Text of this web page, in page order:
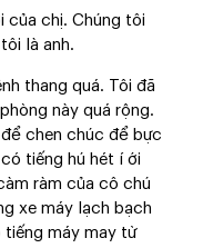
của chị. Chúng tôi
là anh.
thang quá. Tôi đã
này quá rộng.
chen chúc để bực
tiếng hú hét í ới
ràm của cô chú
xe máy lạch bạch
tiếng máy may từ